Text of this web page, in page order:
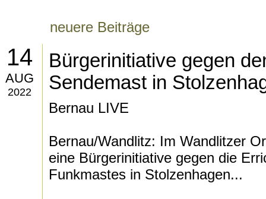
neuere Beiträge
14
AUG
2022
Bürgerinitiative gegen
Sendemast in
Bernau LIVE
Bernau/Wandlitz: Im Wandlitzer
eine Bürgerinitiative gegen die
Funkmastes in Stolzenhagen...